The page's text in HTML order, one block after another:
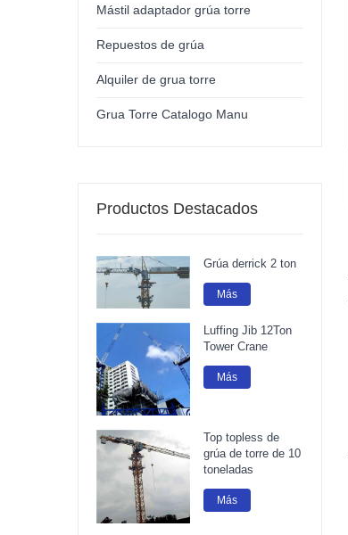
Mástil adaptador grúa torre
Repuestos de grúa
Alquiler de grua torre
Grua Torre Catalogo Manu
Productos Destacados
Grúa derrick 2 ton
Más
Luffing Jib 12Ton
Tower Crane
Más
Top topless de
grúa de torre de 10
toneladas
Más